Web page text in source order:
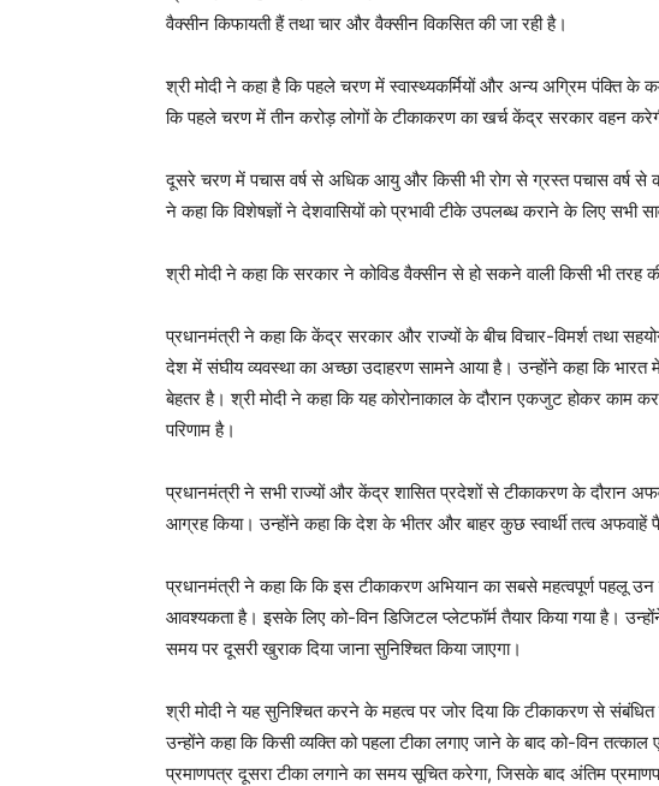
वैक्‍सीन किफायती हैं तथा चार और वैक्‍सीन विकसित की जा रही है।
श्री मोदी ने कहा है कि पहले चरण में स्वास्थ्यकर्मियों और अन्य अग्रिम पंक्ति के
कि पहले चरण में तीन करोड़ लोगों के टीकाकरण का खर्च केंद्र सरकार वहन
दूसरे चरण में पचास वर्ष से अधिक आयु और किसी भी रोग से ग्रस्‍त पचास वर्ष से
ने कहा कि विशेषज्ञों ने देशवासियों को प्रभावी टीके उपलब्ध कराने के लिए सभी
श्री मोदी ने कहा कि सरकार ने कोविड वैक्सीन से हो सकने वाली किसी भी
प्रधानमंत्री ने कहा कि केंद्र सरकार और राज्‍यों के बीच विचार-विमर्श तथा
देश में संघीय व्‍यवस्‍था का अच्‍छा उदाहरण सामने आया है। उन्‍होंने कहा कि भारत
बेहतर है। श्री मोदी ने कहा कि यह कोरोनाकाल के दौरान एकजुट होकर काम
परिणाम है।
प्रधानमंत्री ने सभी राज्यों और केंद्र शासित प्रदेशों से टीकाकरण के दौरान
आग्रह किया। उन्होंने कहा कि देश के भीतर और बाहर कुछ स्‍वार्थी तत्‍व
प्रधानमंत्री ने कहा कि कि इस टीकाकरण अभियान का सबसे महत्वपूर्ण पहलू उन
आवश्यकता है। इसके लिए को-विन डिजिटल प्लेटफॉर्म तैयार किया गया है।
समय पर दूसरी खुराक दिया जाना सुनिश्चित किया जाएगा।
श्री मोदी ने यह सुनिश्चित करने के महत्व पर जोर दिया कि टीकाकरण से
उन्होंने कहा कि किसी व्यक्ति को पहला टीका लगाए जाने के बाद को-विन
प्रमाणपत्र दूसरा टीका लगाने का समय सूचित करेगा, जिसके बाद अंतिम